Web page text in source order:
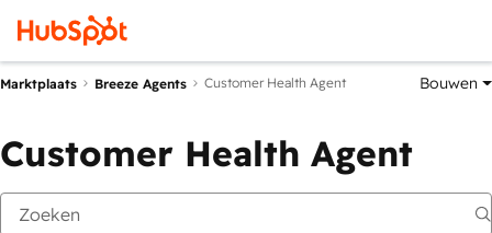
Marktplaats Breeze Agents Customer Health Agent Bouwen
Customer Health Agent